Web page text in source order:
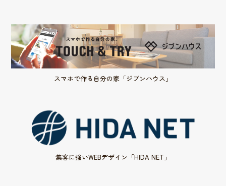
スマホで作る自分の家「ジブンハウス」
集客に強いWEBデザイン「HIDA NET」